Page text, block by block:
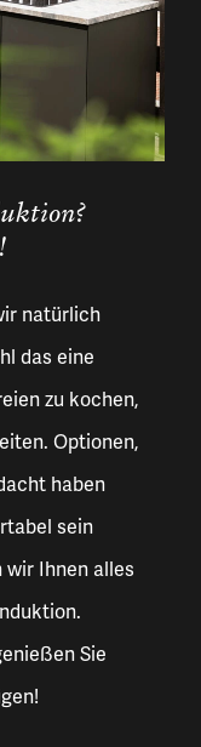
natürlich
das eine
zu kochen,
Optionen,
haben
sein
wir Ihnen alles
Sie